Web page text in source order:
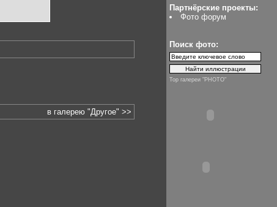
в галерею "Другое" >>
Партнёрские проекты:
Фото форум
Поиск фото:
Top галереи "PHOTO"